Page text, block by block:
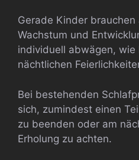
Gerade Kinder
Wachstum und
individuell abwägen, wie
nächtlichen
Bei bestehenden
sich, zumindest einen
zu beenden oder am
Erholung zu achten.